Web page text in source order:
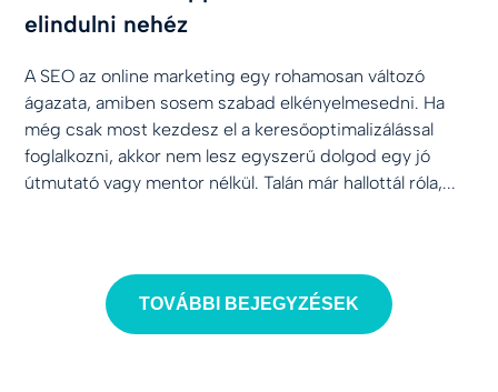
elindulni nehéz
A SEO az online marketing egy rohamosan változó
ágazata, amiben sosem szabad elkényelmesedni. Ha
még csak most kezdesz el a keresőoptimalizálással
foglalkozni, akkor nem lesz egyszerű dolgod egy jó
útmutató vagy mentor nélkül. Talán már hallottál róla,...
TOVÁBBI BEJEGYZÉSEK